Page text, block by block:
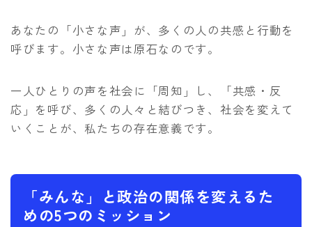
あなたの「小さな声」が、多くの人の共感と行動を
呼びます。小さな声は原石なのです。
一人ひとりの声を社会に「周知」し、「共感・反
応」を呼び、多くの人々と結びつき、社会を変えて
いくことが、私たちの存在意義です。
「みんな」と政治の関係を変えるた
めの5つのミッション